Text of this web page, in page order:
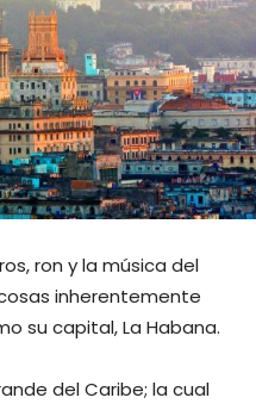
ron y la música del
inherentemente
su capital, La Habana.
del Caribe; la cual